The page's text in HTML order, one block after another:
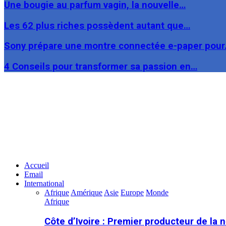
Une bougie au parfum vagin, la nouvelle…
Les 62 plus riches possèdent autant que…
Sony prépare une montre connectée e-paper
4 Conseils pour transformer sa passion en…
Accueil
Email
International
Afrique Amérique Asie Europe Monde
Afrique
Côte d’Ivoire : Premier producteur de la